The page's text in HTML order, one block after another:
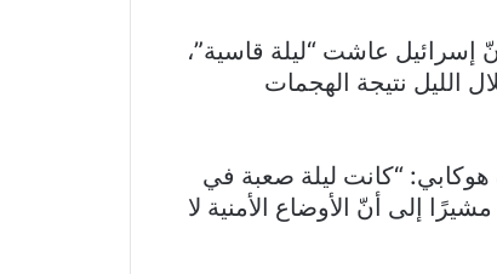
إسرائيل عاشت “ليلة قاسية”،
إلى الملاجئ 5 مرّات خلال الليل نتيجة الهجمات
هوكابي: “كانت ليلة صعبة في
للذهاب إلى الملاجئ 5 مرّات”، مشيرًا إلى أنّ الأوضاع الأمنية لا